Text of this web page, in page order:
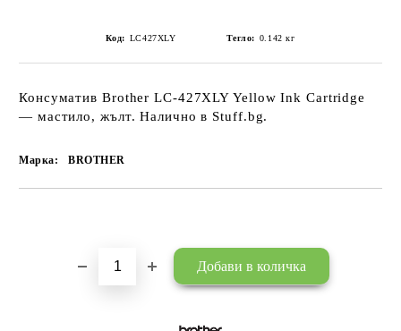
Код: LC427XLY Тегло: 0.142 кг
Консуматив Brother LC-427XLY Yellow Ink Cartridge
— мастило, жълт. Налично в Stuff.bg.
Марка: BROTHER